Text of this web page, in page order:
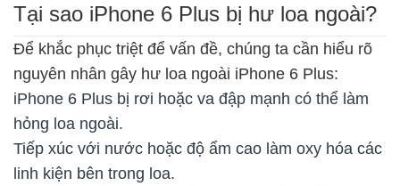
Tại sao iPhone 6 Plus bị hư loa ngoài?
Để khắc phục triệt để vấn đề, chúng ta cần hiểu rõ
nguyên nhân gây hư loa ngoài iPhone 6 Plus:
iPhone 6 Plus bị rơi hoặc va đập mạnh có thể làm
hỏng loa ngoài.
Tiếp xúc với nước hoặc độ ẩm cao làm oxy hóa các
linh kiện bên trong loa.